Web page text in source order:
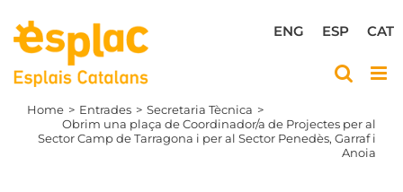
content
CAT
ESP
ENG
Home Entrades
Secretaria Tècnica
Obrim una plaça de Coordinador/a de Projectes per al
Sector Camp de Tarragona i per al Sector Penedès, Garraf i
Anoia